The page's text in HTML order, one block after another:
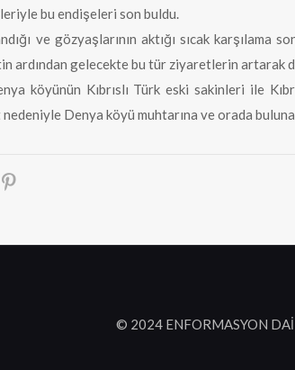
bu endişeleri son buldu.
ve gözyaşlarının aktığı sıcak
ardından gelecekte bu tür ziyaretlerin artarak
köyünün Kıbrıslı Türk eski sakinleri ile
nedeniyle Denya köyü muhtarına ve orada
© 2024 ENFORMASYON